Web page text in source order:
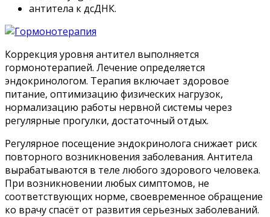
антитела к дсДНК.
Коррекция уровня антител выполняется
гормонотерапией. Лечение определяется
эндокринологом. Терапия включает здоровое
питание, оптимизацию физических нагрузок,
нормализацию работы нервной системы через
регулярные прогулки, достаточный отдых.
Регулярное посещение эндокринолога снижает риск
повторного возникновения заболевания. Антитела
вырабатываются в теле любого здорового человека.
При возникновении любых симптомов, не
соответствующих норме, своевременное обращение
ко врачу спасёт от развития серьезных заболеваний.